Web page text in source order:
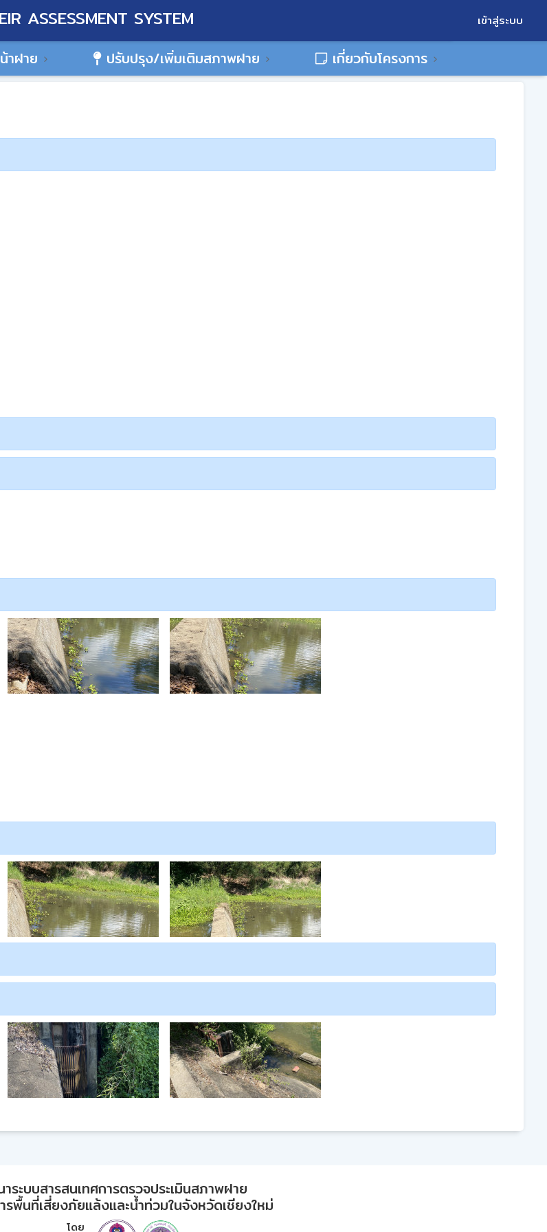
ASSESSMENT SYSTEM เข้าสู่ระบบ
าฝาย ปรับปรุง/เพิ่มเติมสภาพฝาย
เกี่ยวกับโครงการ
ระบบสารสนเทศการตรวจประเมินสภาพฝาย
รพื้นที่เสี่ยงภัยแล้งและน้ำท่วมในจังหวัดเชียงใหม่
โดย